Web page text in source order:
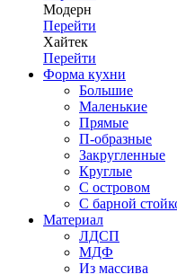
Модерн
Перейти
Хайтек
Перейти
Форма кухни
Большие
Маленькие
Прямые
П-образные
Закругленные
Круглые
С островом
С барной
Материал
ЛДСП
МДФ
Из массива